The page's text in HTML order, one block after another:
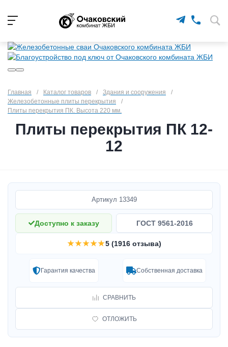
Главная / Каталог товаров / Здания и сооружения
/
Железобетонные плиты перекрытия
/
Плиты перекрытия ПК. Высота 220 мм.
Плиты перекрытия ПК 12-
12
Артикул 13349
Доступно к заказу ГОСТ 9561-2016
★★★★★5 (1916 отзыва)
Гарантия качества Собственная доставка
СРАВНИТЬ
ОТЛОЖИТЬ